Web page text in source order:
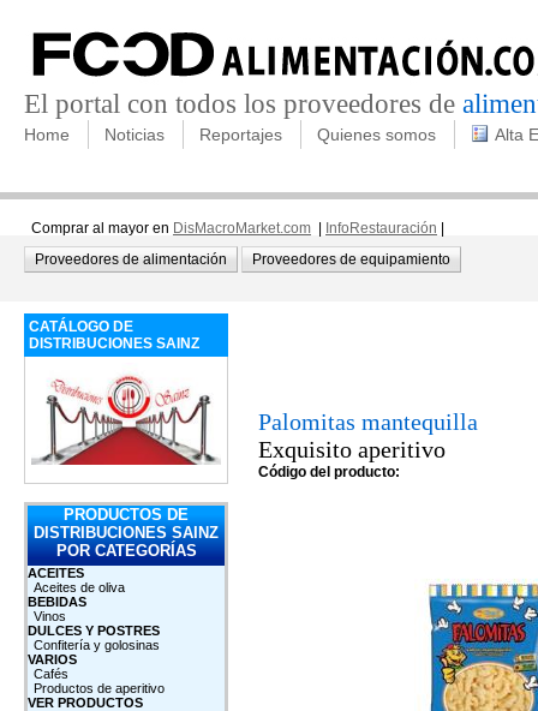
El portal con todos los proveedores de
Home Noticias Reportajes Quienes somos Alta
Comprar al mayor en DisMacroMarket.com InfoRestauración
Proveedores de alimentación
Proveedores de equipamiento
CATÁLOGO DE
DISTRIBUCIONES SAINZ
PRODUCTOS DE
DISTRIBUCIONES SAINZ
POR CATEGORÍAS
ACEITES
Aceites de oliva
BEBIDAS
Vinos
DULCES Y POSTRES
Confitería y golosinas
VARIOS
Cafés
Productos de aperitivo
VER PRODUCTOS
Palomitas mantequilla
Exquisito aperitivo
Código del producto: